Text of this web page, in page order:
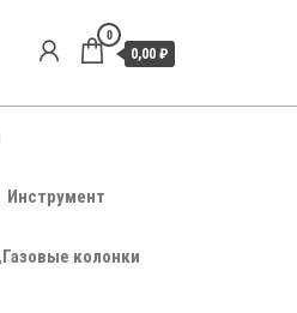
0
0,00 ₽
Инструмент
колонки